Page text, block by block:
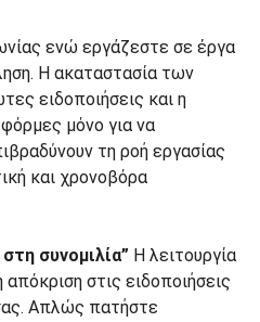
ενώ εργάζεστε σε έργα
Η ακαταστασία των
ειδοποιήσεις και η
μόνο για να
τη ροή εργασίας
και χρονοβόρα
συνομιλία” Η λειτουργία
στις ειδοποιήσεις
Απλώς πατήστε